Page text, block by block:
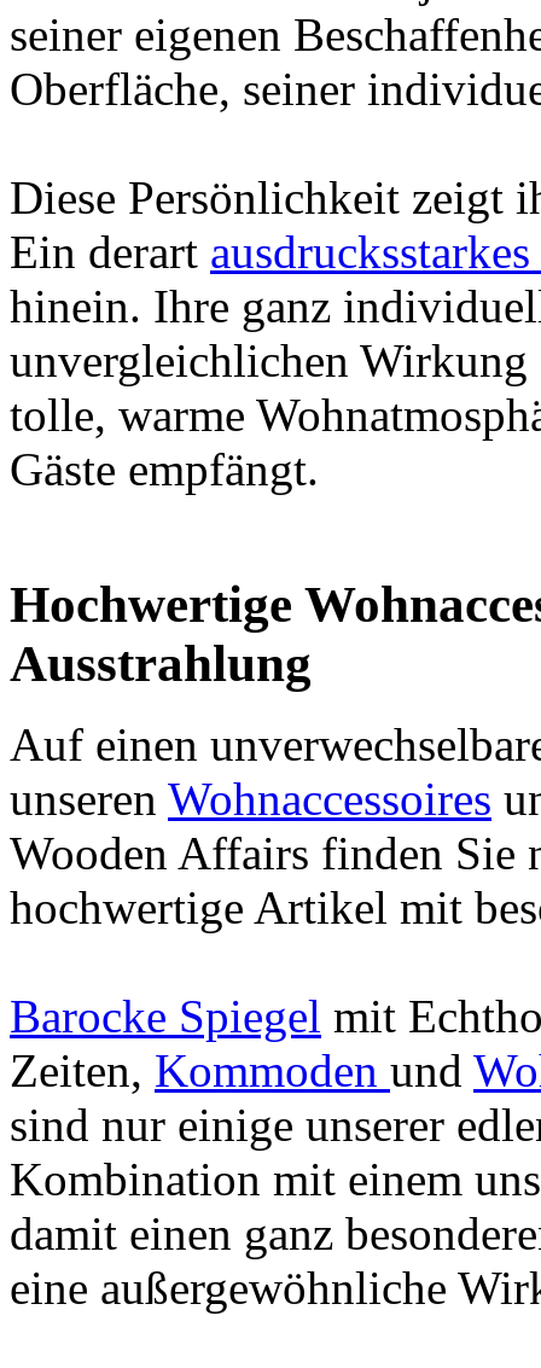
seiner eigenen
Oberfläche, seiner
Diese Persönlichkeit zeigt
Ein derart
hinein. Ihre ganz
unvergleichlichen Wirkung
tolle, warme
Gäste empfängt.
Hochwertige
Ausstrahlung
Auf einen
unseren Wohnaccessoires
Wooden Affairs finden Sie
hochwertige Artikel mit
Barocke Spiegel mit
Zeiten, Kommoden und
sind nur einige unserer
Kombination mit einem
damit einen ganz
eine außergewöhnliche